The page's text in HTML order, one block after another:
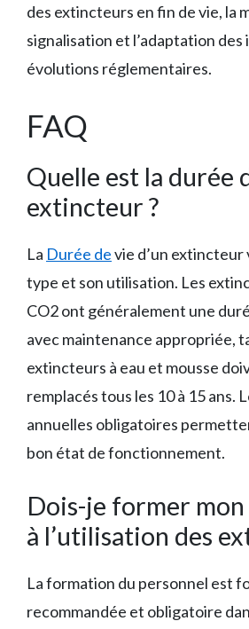
des extincteurs en fin de vie, la
signalisation et l’adaptation
évolutions réglementaires.
FAQ
Quelle est la durée
extincteur ?
La Durée devie d’un extincteur
type et son utilisation. Les
CO2 ont généralement une
avec maintenance appropriée,
extincteurs à eau et mousse
remplacés tous les 10 à 15 ans.
annuelles obligatoires
bon état de fonctionnement.
Dois-je former
à l’utilisation des
La formation du personnel est
recommandée et obligatoire